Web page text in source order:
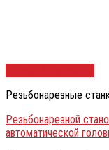
Резьбонарезные
Резьбонарезной
автоматической